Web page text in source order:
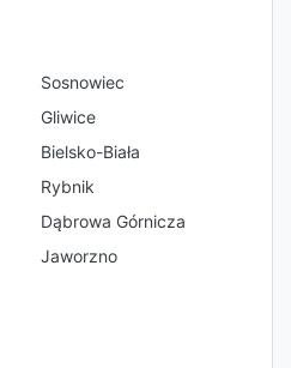
Sosnowiec
Gliwice
Bielsko-Biała
Rybnik
Dąbrowa Górnicza
Jaworzno